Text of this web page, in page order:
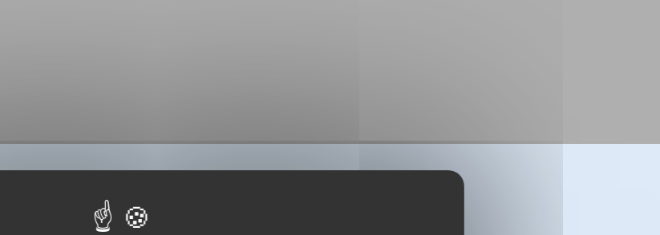
BIBLIOGRAPHIE